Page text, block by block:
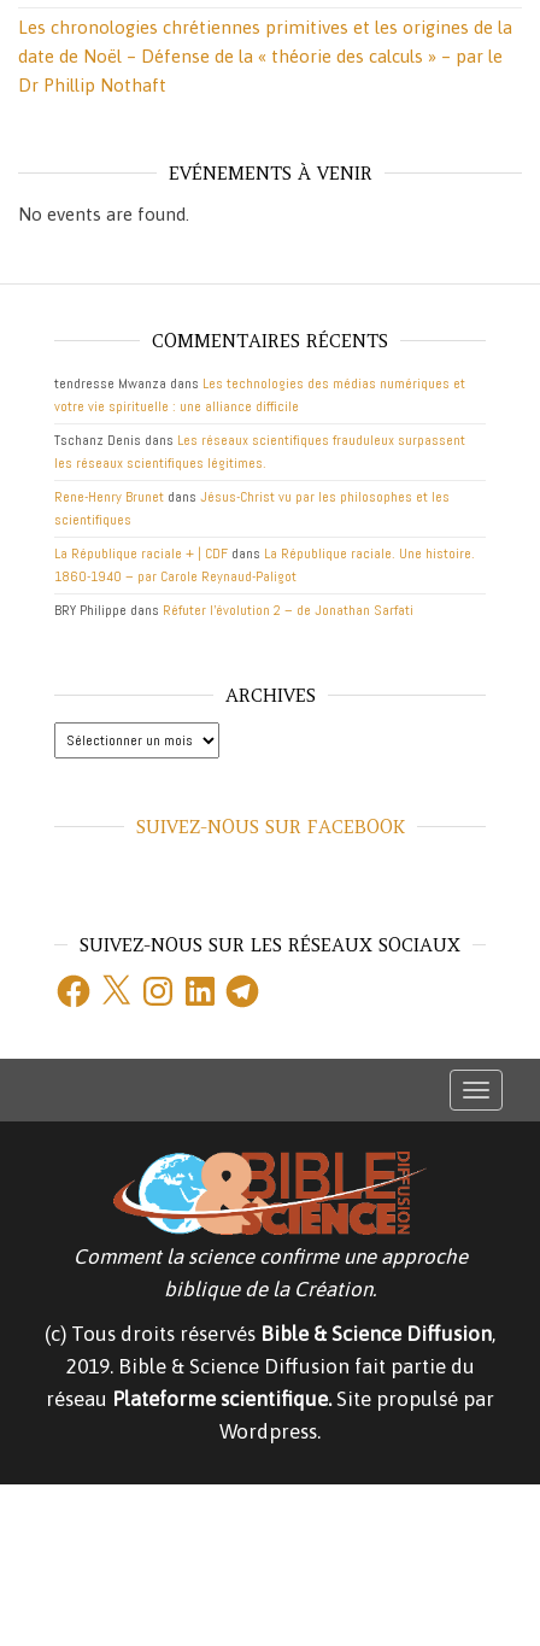
Les chronologies chrétiennes primitives et les origines de la
date de Noël – Défense de la « théorie des calculs » – par le
Dr Phillip Nothaft
EVÉNEMENTS À VENIR
No events are found.
COMMENTAIRES RÉCENTS
tendresse Mwanza dans Les technologies des médias numériques et
votre vie spirituelle : une alliance difficile
Tschanz Denis dans Les réseaux scientifiques frauduleux surpassent
les réseaux scientifiques légitimes.
Rene-Henry Brunet dans Jésus-Christ vu par les philosophes et les
scientifiques
La République raciale + | CDF dans La République raciale. Une histoire.
1860-1940 – par Carole Reynaud-Paligot
BRY Philippe dans Réfuter l’évolution 2 – de Jonathan Sarfati
ARCHIVES
Archives
SUIVEZ-NOUS SUR FACEBOOK
SUIVEZ-NOUS SUR LES RÉSEAUX SOCIAUX
Facebook InstagramLinkedIn Telegram
T
o
i
Comment la science confirme une approche
biblique de la Création.
(c) Tous droits réservés Bible & Science Diffusion,
2019. Bible & Science Diffusion fait partie du
réseau Plateforme scientifique.Site propulsé par
Wordpress.